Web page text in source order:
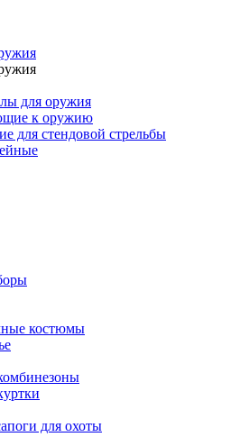
для оружия
к оружию
для стендовой стрельбы
костюмы
для охоты